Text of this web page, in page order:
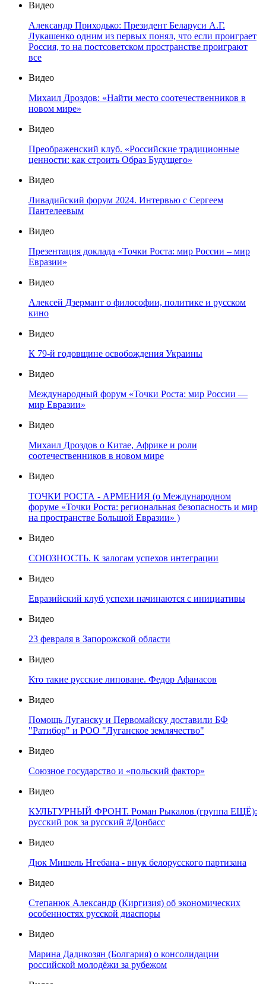
Видео
Александр Приходько: Президент Беларуси А.Г.
Лукашенко одним из первых понял, что если проиграет
Россия, то на постсоветском пространстве проиграют
все
Видео
Михаил Дроздов: «Найти место соотечественников в
новом мире»
Видео
Преображенский клуб. «Российские традиционные
ценности: как строить Образ Будущего»
Видео
Ливадийский форум 2024. Интервью с Сергеем
Пантелеевым
Видео
Презентация доклада «Точки Роста: мир России – мир
Евразии»
Видео
Алексей Дзермант о философии, политике и русском
кино
Видео
К 79-й годовщине освобождения Украины
Видео
Международный форум «Точки Роста: мир России —
мир Евразии»
Видео
Михаил Дроздов о Китае, Африке и роли
соотечественников в новом мире
Видео
ТОЧКИ РОСТА - АРМЕНИЯ (о Международном
форуме «Точки Роста: региональная безопасность и мир
на пространстве Большой Евразии» )
Видео
СОЮЗНОСТЬ. К залогам успехов интеграции
Видео
Евразийский клуб успехи начинаются с инициативы
Видео
23 февраля в Запорожской области
Видео
Кто такие русские липоване. Федор Афанасов
Видео
Помощь Луганску и Первомайску доставили БФ
"Ратибор" и РОО "Луганское землячество"
Видео
Союзное государство и «польский фактор»
Видео
КУЛЬТУРНЫЙ ФРОНТ. Роман Рыкалов (группа ЕЩЁ):
русский рок за русский #Донбасс
Видео
Дюк Мишель Нгебана - внук белорусского партизана
Видео
Степанюк Александр (Киргизия) об экономических
особенностях русской диаспоры
Видео
Марина Дадикозян (Болгария) о консолидации
российской молодёжи за рубежом